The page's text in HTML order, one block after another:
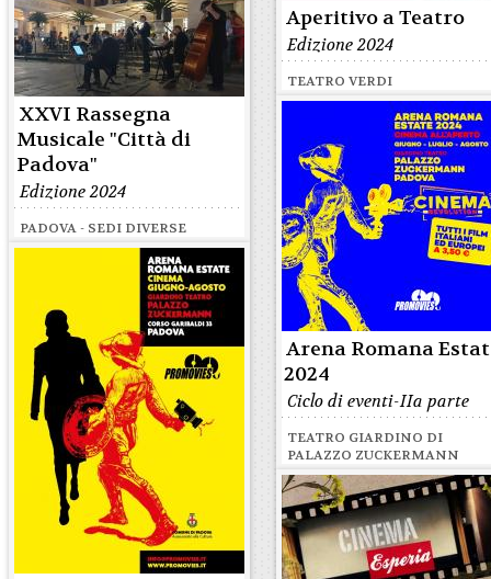
XXVI Rassegna
Musicale "Città di
Padova"
Edizione 2024
PADOVA - SEDI DIVERSE
Aperitivo a Teatro
Edizione 2024
TEATRO VERDI
Arena Romana
2024
Ciclo di eventi-IIa parte
TEATRO GIARDINO DI
PALAZZO ZUCKERMANN